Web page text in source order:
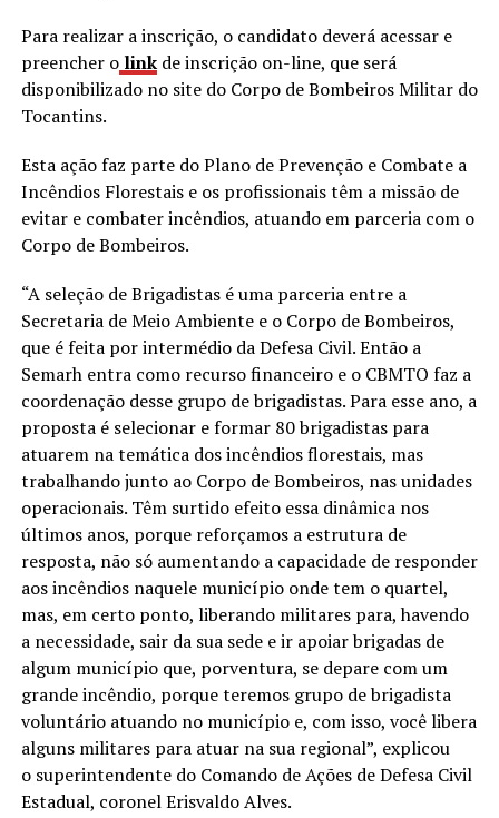
Para realizar a inscrição, o candidato deverá acessar e
preencher o linkde inscrição on-line, que será
disponibilizado no site do Corpo de Bombeiros Militar do
Tocantins.
Esta ação faz parte do Plano de Prevenção e Combate a
Incêndios Florestais e os profissionais têm a missão de
evitar e combater incêndios, atuando em parceria com o
Corpo de Bombeiros.
“A seleção de Brigadistas é uma parceria entre a
Secretaria de Meio Ambiente e o Corpo de Bombeiros,
que é feita por intermédio da Defesa Civil. Então a
Semarh entra como recurso financeiro e o CBMTO faz a
coordenação desse grupo de brigadistas. Para esse ano, a
proposta é selecionar e formar 80 brigadistas para
atuarem na temática dos incêndios florestais, mas
trabalhando junto ao Corpo de Bombeiros, nas unidades
operacionais. Têm surtido efeito essa dinâmica nos
últimos anos, porque reforçamos a estrutura de
resposta, não só aumentando a capacidade de responder
aos incêndios naquele município onde tem o quartel,
mas, em certo ponto, liberando militares para, havendo
a necessidade, sair da sua sede e ir apoiar brigadas de
algum município que, porventura, se depare com um
grande incêndio, porque teremos grupo de brigadista
voluntário atuando no município e, com isso, você libera
alguns militares para atuar na sua regional”, explicou
o superintendente do Comando de Ações de Defesa Civil
Estadual, coronel Erisvaldo Alves.